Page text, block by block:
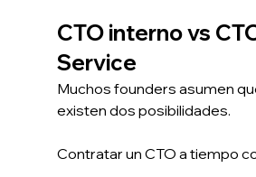
CTO interno vs
Service
Muchos founders asumen
existen dos posibilidades.
Contratar un CTO a tiempo